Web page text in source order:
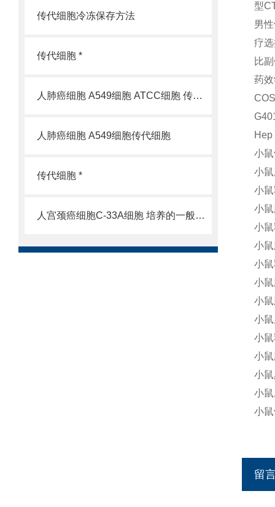
传代细胞冷冻保存方法
传代细胞 *
人肺癌细胞 A549细胞 ATCC细胞 传代细胞
人肺癌细胞 A549细胞传代细胞
传代细胞 *
人宫颈癌细胞C-33A细胞 培养的一般过程
型
男
疗
比
药
小
小
小
小
小
小
小
小
小
小
小
小
小
小
小
留